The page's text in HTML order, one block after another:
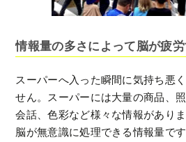
情報量の多さによって脳が疲
スーパーへ入った瞬間に気持ち悪
せん。スーパーには大量の商品、
会話、色彩など様々な情報があり
脳が無意識に処理できる情報量で